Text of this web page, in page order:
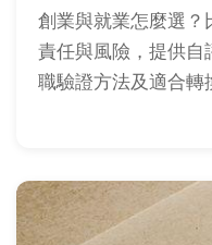
創業與就業怎麼選？
責任與風險，提供
職驗證方法及適合轉